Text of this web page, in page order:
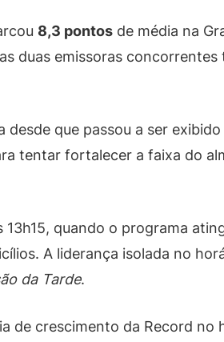
8,3 pontos de média na
duas emissoras
que passou a ser
tentar fortalecer a faixa do
quando o programa
A liderança isolada no
da Tarde.
de crescimento da Record no